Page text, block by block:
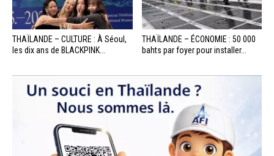
THAÏLANDE – CULTURE : À Séoul,
les dix ans de BLACKPINK...
THAÏLANDE – ÉCONOMIE : 50 000
bahts par foyer pour installer...